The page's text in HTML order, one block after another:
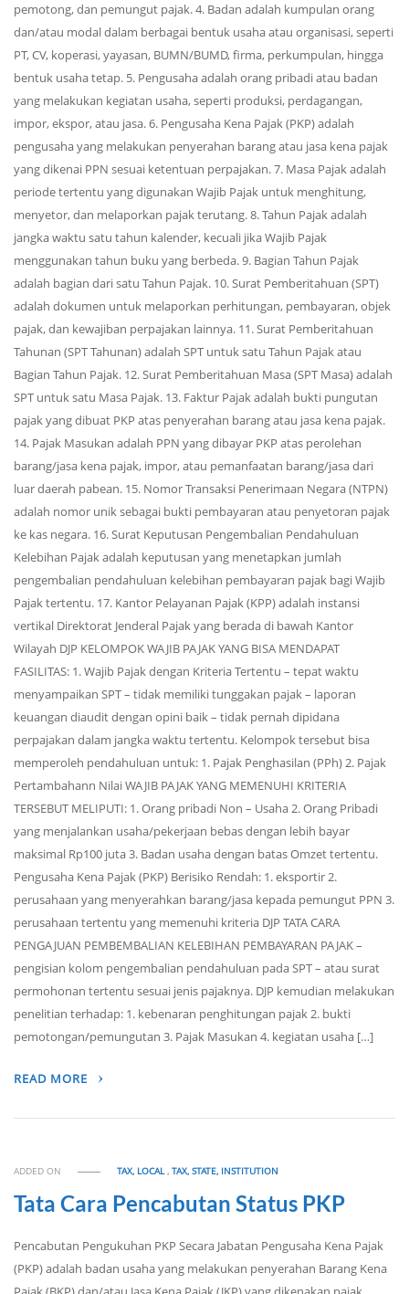
pemotong, dan pemungut pajak. 4. Badan adalah kumpulan orang
dan/atau modal dalam berbagai bentuk usaha atau organisasi, seperti
PT, CV, koperasi, yayasan, BUMN/BUMD, firma, perkumpulan, hingga
bentuk usaha tetap. 5. Pengusaha adalah orang pribadi atau badan
yang melakukan kegiatan usaha, seperti produksi, perdagangan,
impor, ekspor, atau jasa. 6. Pengusaha Kena Pajak (PKP) adalah
pengusaha yang melakukan penyerahan barang atau jasa kena pajak
yang dikenai PPN sesuai ketentuan perpajakan. 7. Masa Pajak adalah
periode tertentu yang digunakan Wajib Pajak untuk menghitung,
menyetor, dan melaporkan pajak terutang. 8. Tahun Pajak adalah
jangka waktu satu tahun kalender, kecuali jika Wajib Pajak
menggunakan tahun buku yang berbeda. 9. Bagian Tahun Pajak
adalah bagian dari satu Tahun Pajak. 10. Surat Pemberitahuan (SPT)
adalah dokumen untuk melaporkan perhitungan, pembayaran, objek
pajak, dan kewajiban perpajakan lainnya. 11. Surat Pemberitahuan
Tahunan (SPT Tahunan) adalah SPT untuk satu Tahun Pajak atau
Bagian Tahun Pajak. 12. Surat Pemberitahuan Masa (SPT Masa) adalah
SPT untuk satu Masa Pajak. 13. Faktur Pajak adalah bukti pungutan
pajak yang dibuat PKP atas penyerahan barang atau jasa kena pajak.
14. Pajak Masukan adalah PPN yang dibayar PKP atas perolehan
barang/jasa kena pajak, impor, atau pemanfaatan barang/jasa dari
luar daerah pabean. 15. Nomor Transaksi Penerimaan Negara (NTPN)
adalah nomor unik sebagai bukti pembayaran atau penyetoran pajak
ke kas negara. 16. Surat Keputusan Pengembalian Pendahuluan
Kelebihan Pajak adalah keputusan yang menetapkan jumlah
pengembalian pendahuluan kelebihan pembayaran pajak bagi Wajib
Pajak tertentu. 17. Kantor Pelayanan Pajak (KPP) adalah instansi
vertikal Direktorat Jenderal Pajak yang berada di bawah Kantor
Wilayah DJP KELOMPOK WAJIB PAJAK YANG BISA MENDAPAT
FASILITAS: 1. Wajib Pajak dengan Kriteria Tertentu – tepat waktu
menyampaikan SPT – tidak memiliki tunggakan pajak – laporan
keuangan diaudit dengan opini baik – tidak pernah dipidana
perpajakan dalam jangka waktu tertentu. Kelompok tersebut bisa
memperoleh pendahuluan untuk: 1. Pajak Penghasilan (PPh) 2. Pajak
Pertambahann Nilai WAJIB PAJAK YANG MEMENUHI KRITERIA
TERSEBUT MELIPUTI: 1. Orang pribadi Non – Usaha 2. Orang Pribadi
yang menjalankan usaha/pekerjaan bebas dengan lebih bayar
maksimal Rp100 juta 3. Badan usaha dengan batas Omzet tertentu.
Pengusaha Kena Pajak (PKP) Berisiko Rendah: 1. eksportir 2.
perusahaan yang menyerahkan barang/jasa kepada pemungut PPN 3.
perusahaan tertentu yang memenuhi kriteria DJP TATA CARA
PENGAJUAN PEMBEMBALIAN KELEBIHAN PEMBAYARAN PAJAK –
pengisian kolom pengembalian pendahuluan pada SPT – atau surat
permohonan tertentu sesuai jenis pajaknya. DJP kemudian melakukan
penelitian terhadap: 1. kebenaran penghitungan pajak 2. bukti
pemotongan/pemungutan 3. Pajak Masukan 4. kegiatan usaha […]
READ MORE
ADDED ON TAX, LOCAL,TAX, STATE, INSTITUTION
Tata Cara Pencabutan Status PKP
Pencabutan Pengukuhan PKP Secara Jabatan Pengusaha Kena Pajak
(PKP) adalah badan usaha yang melakukan penyerahan Barang Kena